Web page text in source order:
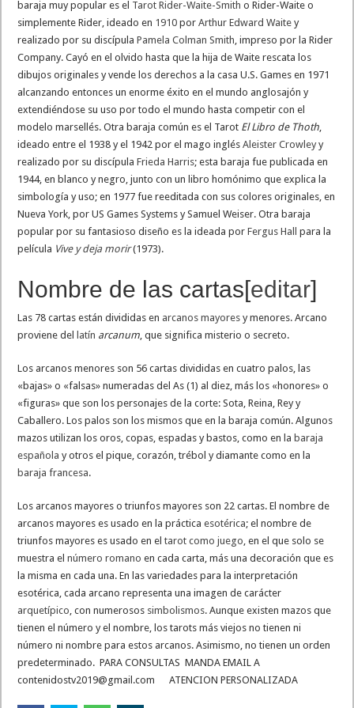
baraja muy popular es el Tarot Rider-Waite-Smith o Rider-Waite o
simplemente Rider, ideado en 1910 porArthur Edward Waite y
realizado por su discípulaPamela Colman Smith , impreso por la Rider
Company. Cayó en el olvido hasta que la hija de Waite rescata los
dibujos originales y vende los derechos a la casa U.S. Games en 1971
alcanzando entonces un enorme éxito en el mundo anglosajón y
extendiéndose su uso por todo el mundo hasta competir con el
modelo marsellés. Otra baraja común es el Tarot El Libro de Thoth
ideado entre el 1938 y el 1942 por el mago inglésAleister Crowley y
realizado por su discípulaFrieda Harris; esta baraja fue publicada en
1944, en blanco y negro, junto con un libro homónimo que explica la
simbología y uso; en 1977 fue reeditada con sus colores originales, en
Nueva York, por US Games Systems y Samuel Weiser. Otra baraja
popular por su fantasioso diseño es la ideada porFergus Hall para la
película Vive y deja morir(1973).
Nombre de las cartas[editar]
Las 78 cartas están divididas en arcanos mayores y menores. Arcano
proviene dellatín arcanum , que significa misterio o secreto.
Los arcanos menores son 56 cartas divididas en cuatro palos, las
«bajas» o «falsas» numeradas del As (1) al diez, más los «honores» o
«figuras» que son los personajes de la corte: Sota, Reina, Rey y
Caballero. Los palos son los mismos que en la baraja común. Algunos
mazos utilizan los oros, copas, espadas y bastos, como en labaraja
española y otros el pique, corazón, trébol y diamante como en la
baraja francesa.
Los arcanos mayores o triunfos mayores son 22 cartas. El nombre de
arcanos mayores es usado en la prácticaesotérica; el nombre de
triunfos mayores es usado en eltarot como juego , en el que solo se
muestra elnúmero romano en cada carta, más una decoración que es
la misma en cada una. En las variedades para la interpretación
esotérica, cada arcano representa una imagen de carácter
arquetípico , con numerosos simbolismos. Aunque existen mazos que
tienen el número y el nombre, los tarots más viejos no tienen ni
número ni nombre para estos arcanos. Asimismo, no tienen un orden
predeterminado. PARA CONSULTAS MANDA EMAIL A
contenidostv2019@gmail.com ATENCION PERSONALIZADA